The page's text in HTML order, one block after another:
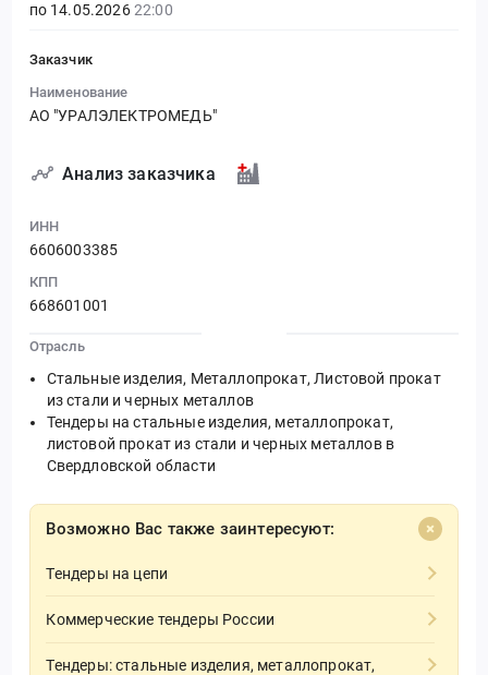
по 14.05.202622:00
Заказчик
Наименование
АО "УРАЛЭЛЕКТРОМЕДЬ"
Анализ заказчика
ИНН
6606003385
КПП
668601001
Отрасль
Стальные изделия, Металлопрокат, Листовой прокат
из стали и черных металлов
Тендеры на стальные изделия, металлопрокат,
листовой прокат из стали и черных металлов в
Свердловской области
Возможно Вас также заинтересуют:
Тендеры на цепи
Коммерческие тендеры России
Тендеры: стальные изделия, металлопрокат,